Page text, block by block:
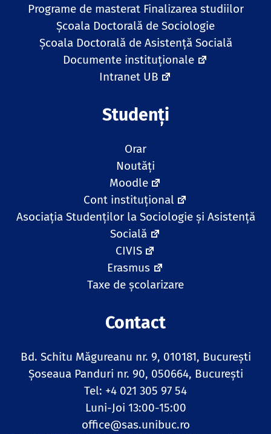
Programe de masterat Finalizarea studiilor
Școala Doctorală de Sociologie
Școala Doctorală de Asistență Socială
Documente instituționale
Intranet UB
Studenți
Orar
Noutăți
Moodle
Cont instituțional
Asociația Studenților la Sociologie și Asistență
Socială
CIVIS
Erasmus
Taxe de școlarizare
Contact
Bd. Schitu Măgureanu nr. 9, 010181, Bucureşti
Șoseaua Panduri nr. 90, 050664, București
Tel: +4 021 305 97 54
Luni-Joi 13:00-15:00
office@sas.unibuc.ro